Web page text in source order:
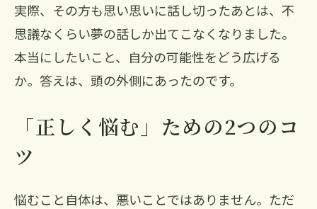
実際、その方も思い思いに話し切ったあとは、不
思議なくらい夢の話しか出てこなくなりました。
本当にしたいこと、自分の可能性をどう広げる
か。答えは、頭の外側にあったのです。
「正しく悩む」ための2つのコ
ツ
悩むこと自体は、悪いことではありません。ただ